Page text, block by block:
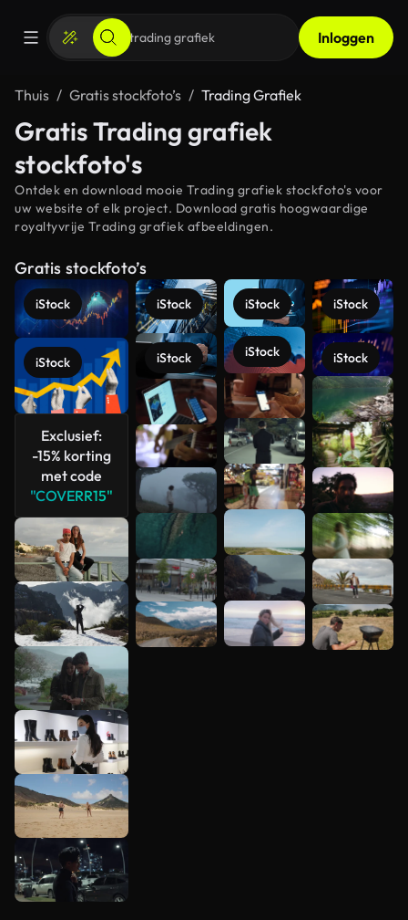
Inloggen
Thuis Gratis stockfoto’s Trading Grafiek
Gratis Trading grafiek
stockfoto's
Ontdek en download mooie Trading grafiek stockfoto's voor
uw website of elk project. Download gratis hoogwaardige
royaltyvrije Trading grafiek afbeeldingen.
Gratis stockfoto’s
iStock
iStock
Exclusief:
-15% korting
met code
"COVERR15"
iStock
iStock
iStock
iStock
iStock
iStock
Meer
bekijken